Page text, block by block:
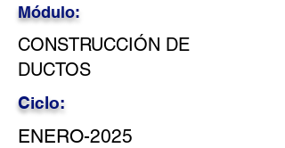
Módulo:
CONSTRUCCIÓN DE
DUCTOS
Ciclo:
ENERO-2025